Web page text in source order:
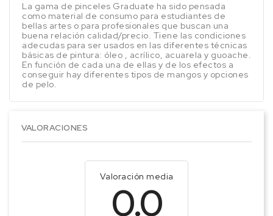
La gama de pinceles Graduate ha sido pensada
como material de consumo para estudiantes de
bellas artes o para profesionales que buscan una
buena relación calidad/precio. Tiene las condiciones
adecudas para ser usados en las diferentes técnicas
básicas de pintura: óleo , acrílico, acuarela y guoache.
En función de cada una de ellas y de los efectos a
conseguir hay diferentes tipos de mangos y opciones
de pelo.
VALORACIONES
Valoración media
0.0